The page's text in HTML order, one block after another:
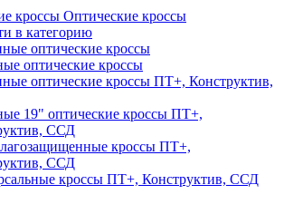
Оптические кроссы
в категорию
оптические кроссы
оптические кроссы
оптические кроссы ПТ+, Конструктив,
19" оптические кроссы ПТ+,
ССД
кроссы ПТ+,
ССД
кроссы ПТ+, Конструктив, ССД